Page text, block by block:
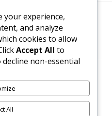
Datelor (GDPR)
Toate drepturile rezervate
your experience,
and analyze
cookies to allow
Accept All to
decline non-essential
All